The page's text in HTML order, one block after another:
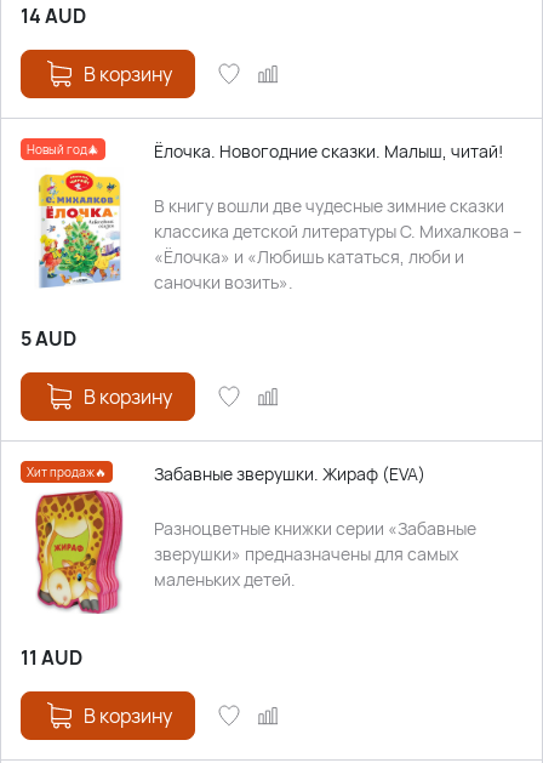
14AUD
В корзину
Новый год🎄 Ёлочка. Новогодние сказки. Малыш, читай!
В книгу вошли две чудесные зимние сказки
классика детской литературы С. Михалкова –
«Ёлочка» и «Любишь кататься, люби и
саночки возить».
5AUD
В корзину
Хит продаж🔥 Забавные зверушки. Жираф (EVA)
Разноцветные книжки серии «Забавные
зверушки» предназначены для самых
маленьких детей.
11 AUD
В корзину